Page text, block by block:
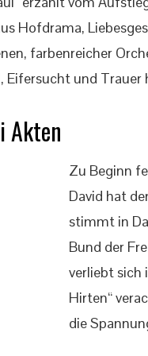
Hofdrama,
farbenreicher
Eifersucht und Trauer
Akten
Zu Beginn
David hat
stimmt in
Bund der
verliebt sich
Hirten“
die